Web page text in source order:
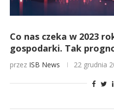
Co nas czeka w 2023
gospodarki. Tak
przez ISB News 22 grudnia